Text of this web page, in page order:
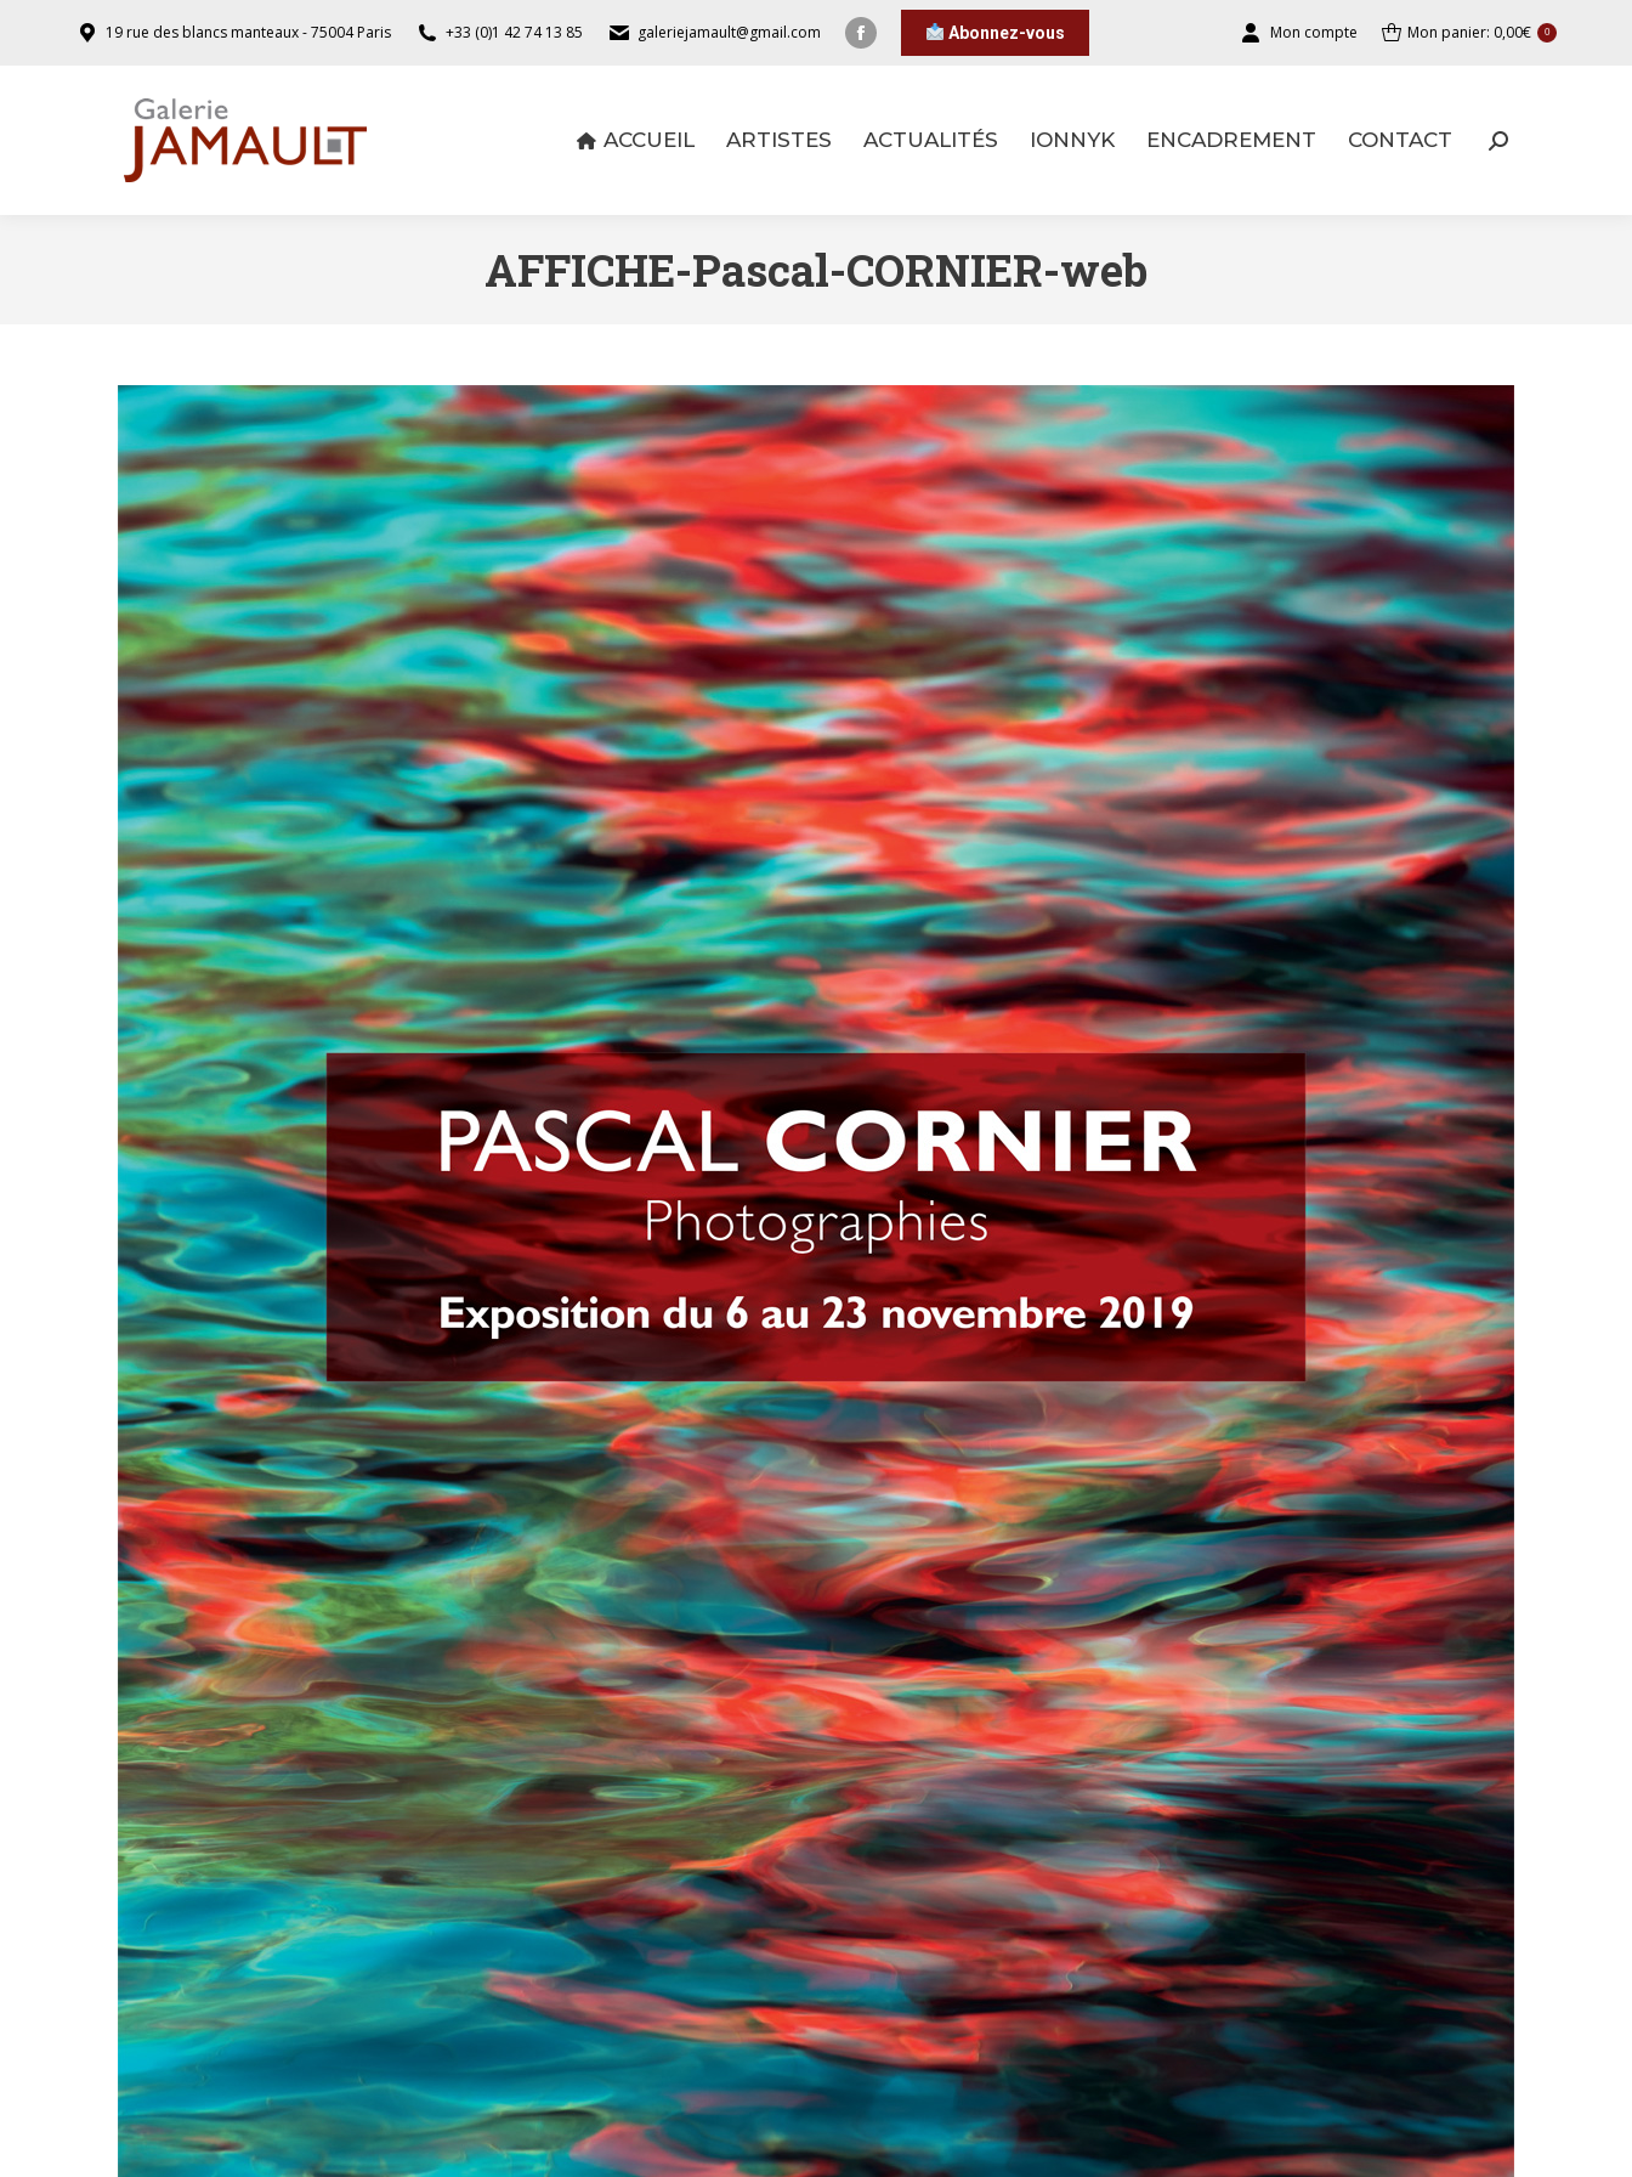
19 rue des blancs manteaux - 75004 Paris +33 (0)1 42 74 13 85 galeriejamault@gmail.com Abonnez-vous Mon compte Mon panier: 0,00€ 0
ACCUEIL ARTISTES ACTUALITÉS IONNYK ENCADREMENT CONTACT
AFFICHE-Pascal-CORNIER-web